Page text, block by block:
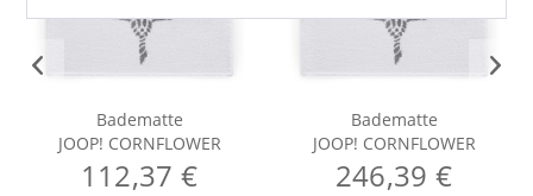
Badematte
JOOP! CORNFLOWER
112,37 €
Badematte
JOOP! CORNFLOWER
246,39 €